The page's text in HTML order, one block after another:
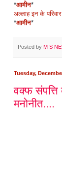
*आमीन*
अल्लाह इन के
*आमीन*
Posted by M S
Tuesday,
वक्फ
मनोनीत....